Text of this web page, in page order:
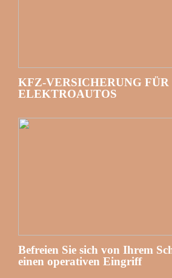
KFZ-VERSICHERUNG FÜR
ELEKTROAUTOS
Befreien Sie sich von Ihrem
einen operativen Eingriff